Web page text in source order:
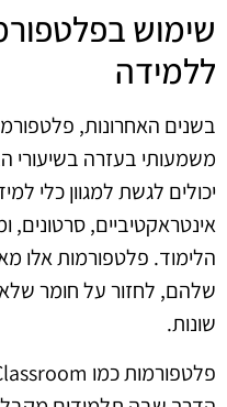
שימוש
ללמידה
בשנים האחרונות,
יכולים לגשת למגוון כלי
אינטראקטיביים, סרטונים,
הלימוד. פלטפורמות אלו
שלהם, לחזור על חומר
שונות.